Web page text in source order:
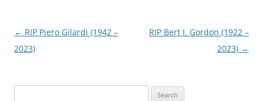
Post
navigation
← RIP Piero Gilardi (1942 –
2023)
RIP Bert I. Gordon (1922 –
2023) →